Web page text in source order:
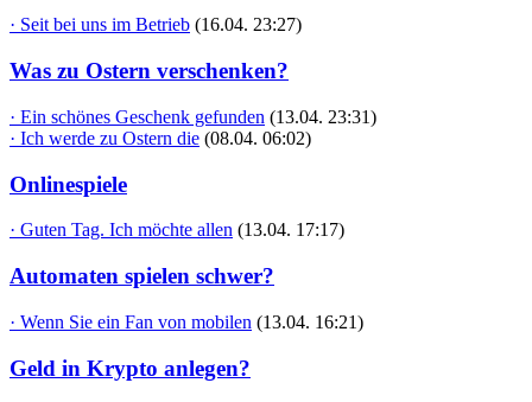
· Seit bei uns im Betrieb (16.04. 23:27)
Was zu Ostern verschenken?
· Ein schönes Geschenk gefunden (13.04. 23:31)
· Ich werde zu Ostern die (08.04. 06:02)
Onlinespiele
· Guten Tag. Ich möchte allen (13.04. 17:17)
Automaten spielen schwer?
· Wenn Sie ein Fan von mobilen (13.04. 16:21)
Geld in Krypto anlegen?